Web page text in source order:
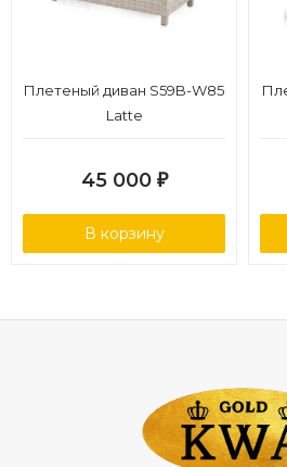
Плетеный диван S59B-W85
Latte
45 000 ₽
В корзину